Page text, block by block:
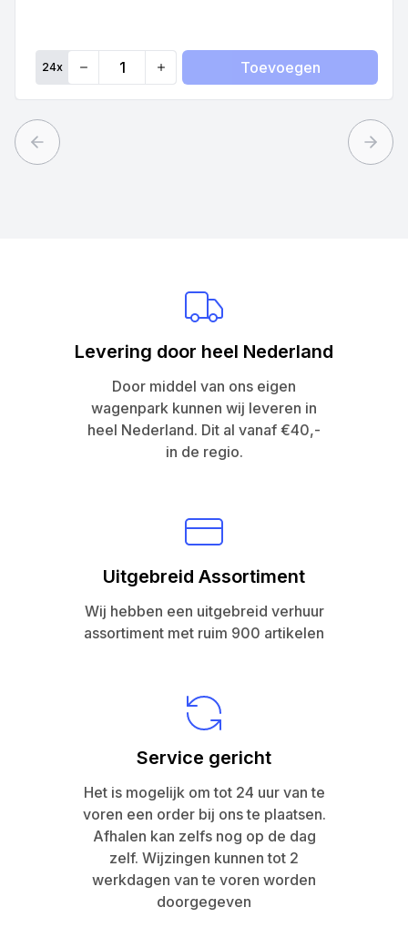
24x
Quantity
Toevoegen
Previous slide Next
Levering door heel Nederland
Door middel van ons eigen
wagenpark kunnen wij leveren in
heel Nederland. Dit al vanaf €40,-
in de regio.
Uitgebreid Assortiment
Wij hebben een uitgebreid verhuur
assortiment met ruim 900 artikelen
Service gericht
Het is mogelijk om tot 24 uur van te
voren een order bij ons te plaatsen.
Afhalen kan zelfs nog op de dag
zelf. Wijzingen kunnen tot 2
werkdagen van te voren worden
doorgegeven